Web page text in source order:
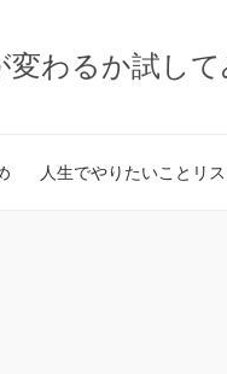
変わるか試し
人生でやりたいことリ